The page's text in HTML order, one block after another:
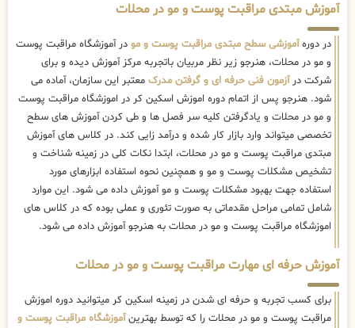
آموزش مبتدی مراقبت پوست و مو در محلات
در دورهآموزشی سطح مبتدی مراقبت پوست و مو در آموزشگاه مراقبت پوست
و مو در محلات، هنرجو زیر نظر مربیان باتجربه مرکز آموزش دیده و برای
شرکت درآزمون فنی حرفه ای و گرفتن مدرک معتبر این سازمان، آماده می
شود. هنرجو پس از اتمام دوره اموزش اسکین کر در اموزشگاه مراقبت پوست
و مو در محلات و یادگرفتن کلیه سر فصل ها و طی کردن آموزش های سطح
تخصصی میتواند وارد بازار کار شده و درآمد زایی کند. در کلاس های آموزش
مبتدی مراقبت پوست و مو در محلات، ابتدا نکات کلی در زمینه شناخت و
تشخیص مشکلات پوست و مو و همچنین نحوه استفاده ابزارهای مورد
استفاده جهت بهبود مشکلات پوست و مو آموزش داده می شود. این موارد
شامل تمامی مراحل مقدماتی به صورت تئوری و عملی بوده که در کلاس های
اموزشگاه مراقبت پوست و مو در محلات به هنرجو آموزش داده می شود.
آموزش حرفه ای مهارت مراقبت پوست و مو در محلات
برای کسب تجربه و حرفه ای شدن در زمینه اسکین کر میتوانید دوره اموزش
مراقبت پوست و مو در محلات را که توسط بهترینآموزشگاه مراقبت پوست و